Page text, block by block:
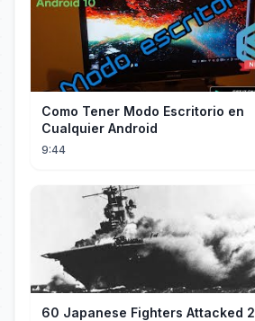
Como Tener Modo Escritorio en
Cualquier Android
9:44
60 Japanese Fighters Attacked 2